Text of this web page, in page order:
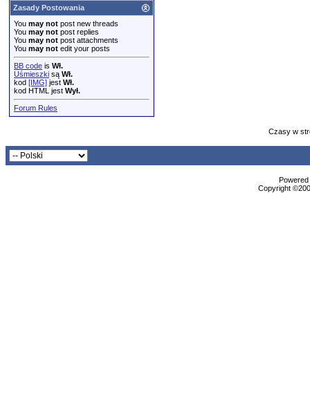
Zasady Postowania
You may not post new threads
You may not post replies
You may not post attachments
You may not edit your posts
BB code is Wł.
Uśmieszki są Wł.
kod [IMG] jest Wł.
kod HTML jest Wył.
Forum Rules
Czasy w
Copyright